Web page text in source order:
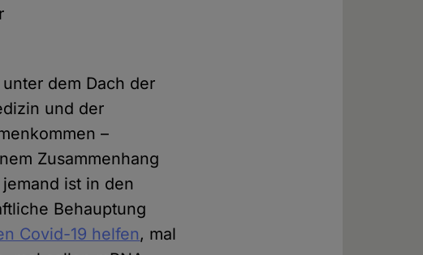
dem Dach der
und der
–
Zusammenhang
ist in den
Behauptung
Covid-19 helfen, mal